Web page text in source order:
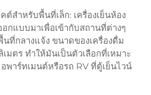
สําหรับพื้นที่เล็ก: เครื่องเย็นห้อง
กแบบมาเพื่อเข้ากับสถานที่ต่างๆ
ที่กลางแจ้ง ขนาดของเครื่องดื่ม
มตร ทําให้มันเป็นตัวเลือกที่เหมาะ
พาร์ทเมนต์หรือรถ RV ที่ตู้เย็นไวน์